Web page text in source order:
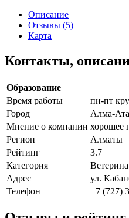
Описание
Отзывы (5)
Карта
Контакты,
Образование
Время работы
пн-пт
Город
Алма-Ата
Мнение о компании хорошее
Регион
Алматы
Рейтинг
3.7
Категория
Адрес
ул.
Телефон
+7 (727)